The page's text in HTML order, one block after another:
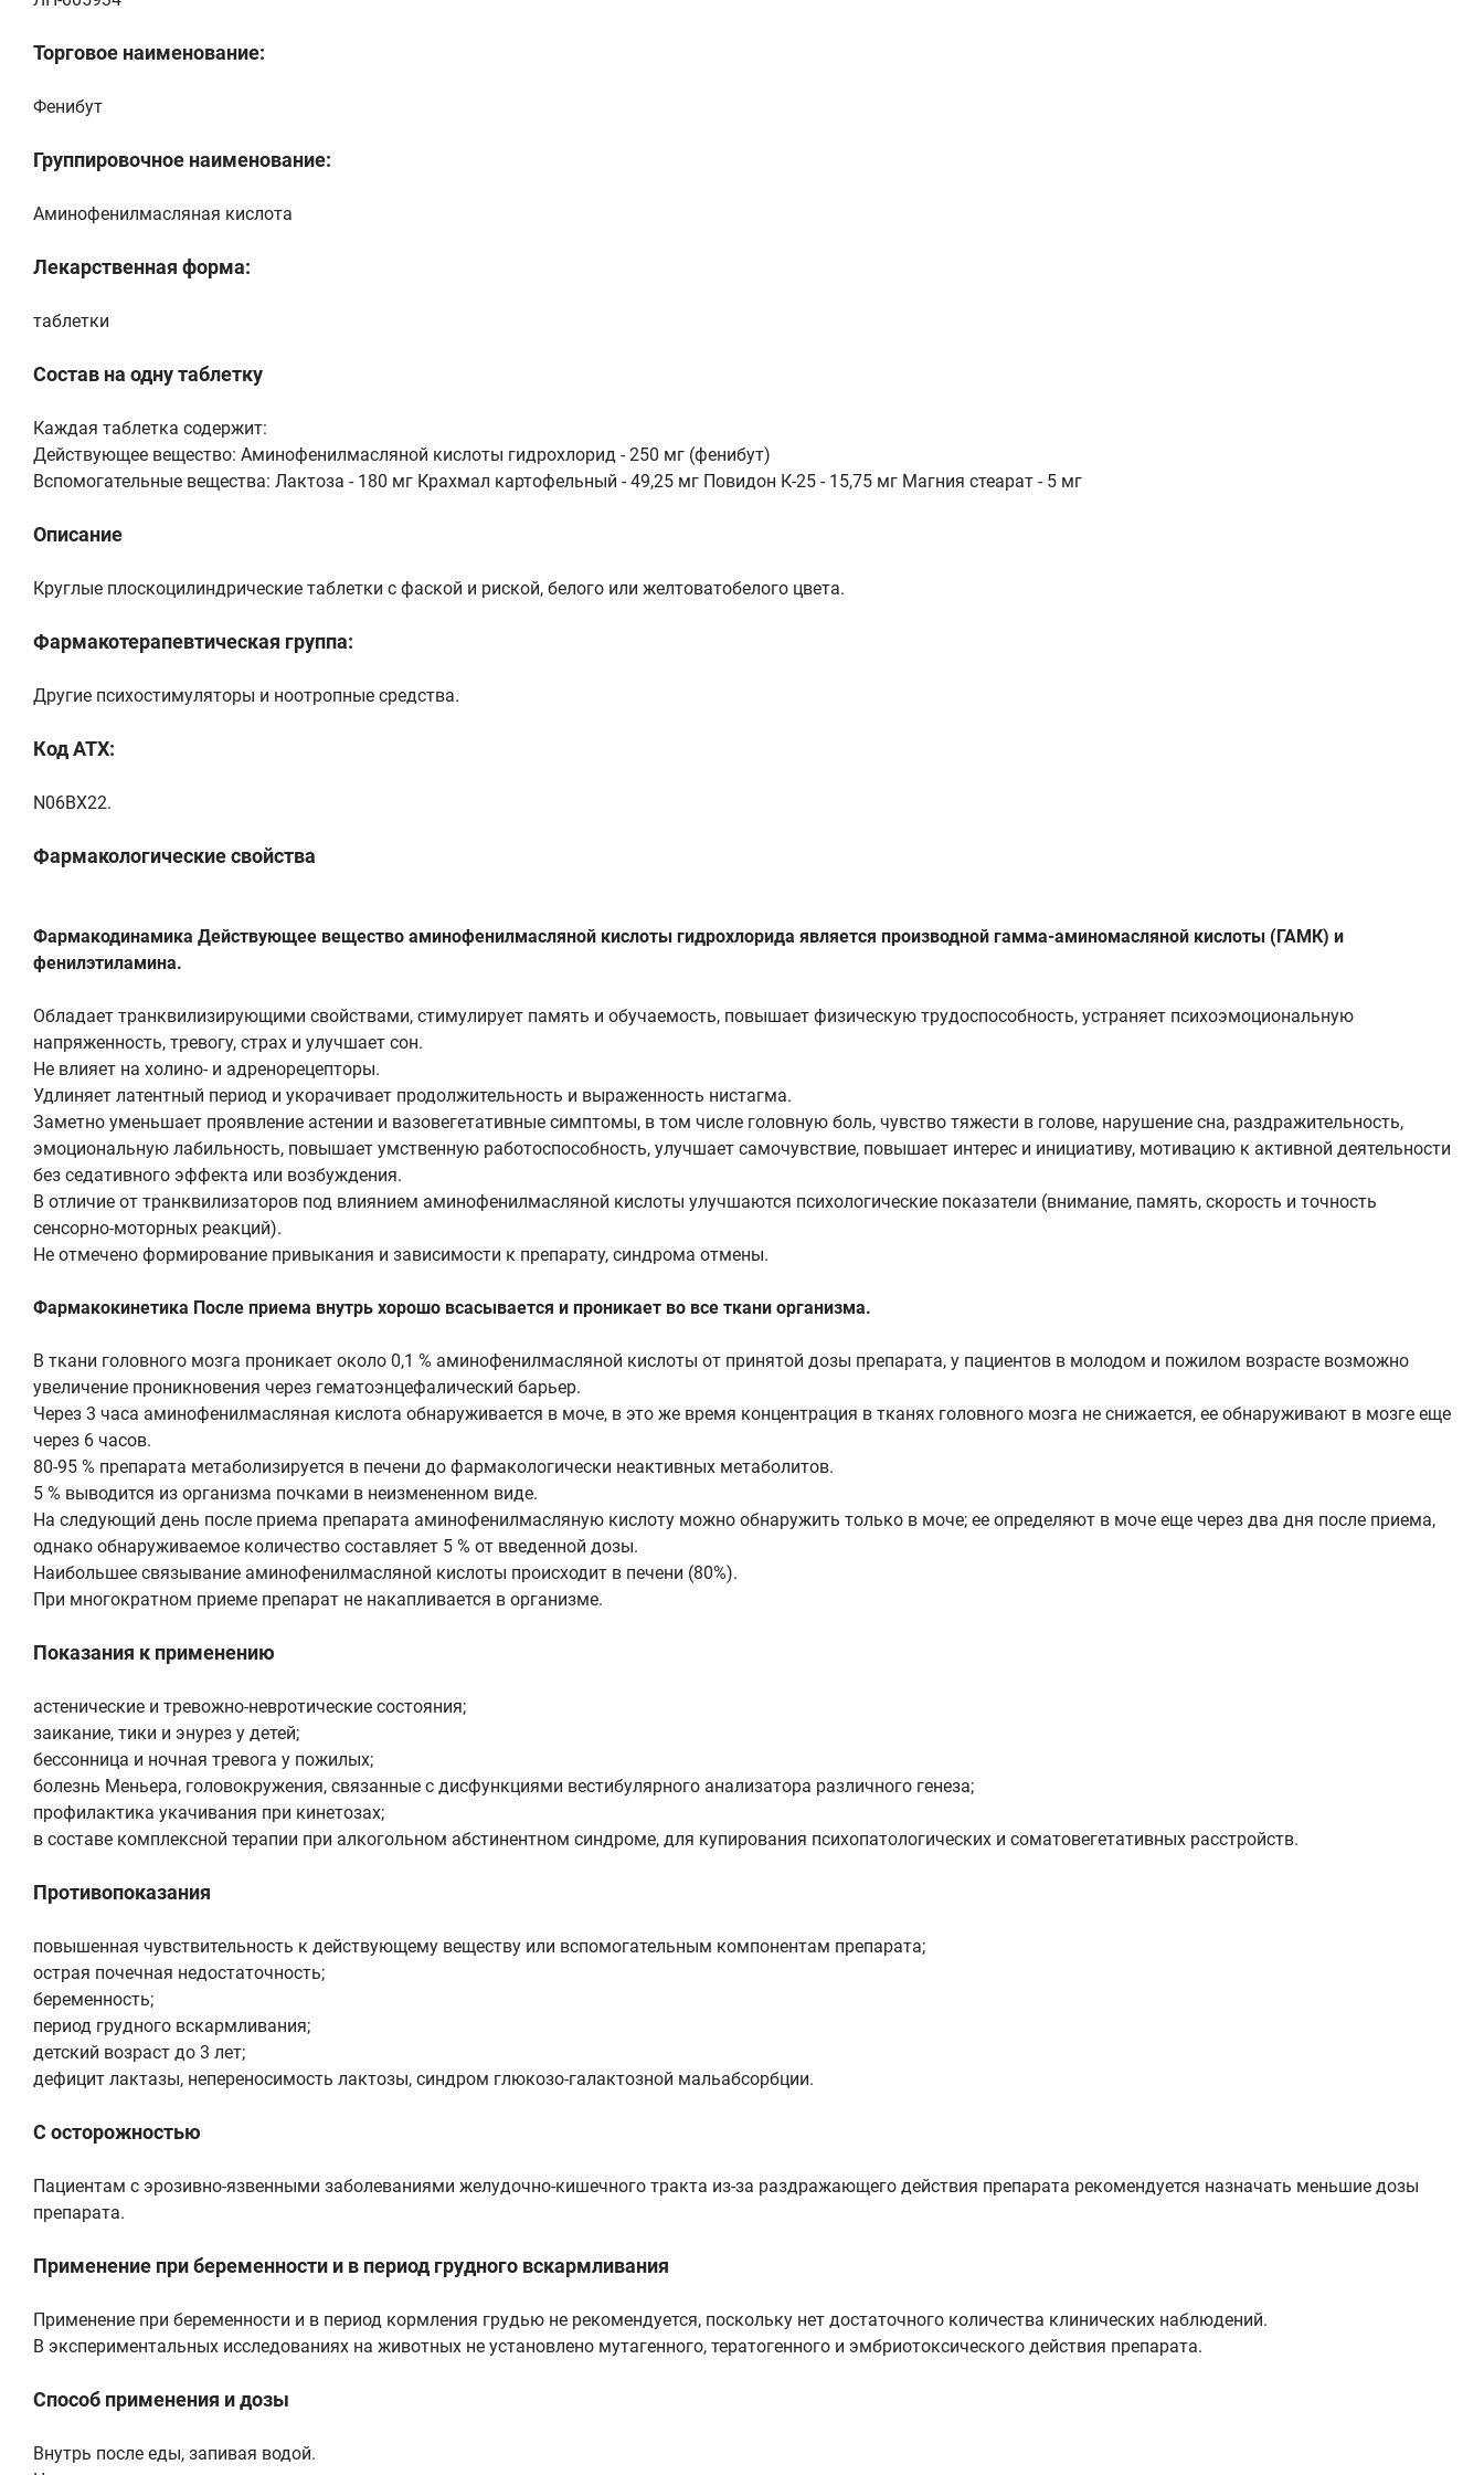
Торговое наименование:
Фенибут
Группировочное наименование:
Аминофенилмасляная кислота
Лекарственная форма:
таблетки
Состав на одну таблетку
Каждая таблетка содержит:
Действующее вещество: Аминофенилмасляной кислоты гидрохлорид - 250 мг (фенибут)
Вспомогательные вещества: Лактоза - 180 мг Крахмал картофельный - 49,25 мг Повидон К-25 - 15,75 мг Магния стеарат - 5 мг
Описание
Круглые плоскоцилиндрические таблетки с фаской и риской, белого или желтоватобелого цвета.
Фармакотерапевтическая группа:
Другие психостимуляторы и ноотропные средства.
Код ATX:
N06BX22.
Фармакологические свойства
Фармакодинамика Действующее вещество аминофенилмасляной кислоты гидрохлорида является производной гамма-аминомасляной кислоты (ГАМК) и
фенилэтиламина.
Обладает транквилизирующими свойствами, стимулирует память и обучаемость, повышает физическую трудоспособность, устраняет психоэмоциональную
напряженность, тревогу, страх и улучшает сон.
Не влияет на холино- и адренорецепторы.
Удлиняет латентный период и укорачивает продолжительность и выраженность нистагма.
Заметно уменьшает проявление астении и вазовегетативные симптомы, в том числе головную боль, чувство тяжести в голове, нарушение сна, раздражительность,
эмоциональную лабильность, повышает умственную работоспособность, улучшает самочувствие, повышает интерес и инициативу, мотивацию к активной деятельности
без седативного эффекта или возбуждения.
В отличие от транквилизаторов под влиянием аминофенилмасляной кислоты улучшаются психологические показатели (внимание, память, скорость и точность
сенсорно-моторных реакций).
Не отмечено формирование привыкания и зависимости к препарату, синдрома отмены.
Фармакокинетика После приема внутрь хорошо всасывается и проникает во все ткани организма.
В ткани головного мозга проникает около 0,1 % аминофенилмасляной кислоты от принятой дозы препарата, у пациентов в молодом и пожилом возрасте возможно
увеличение проникновения через гематоэнцефалический барьер.
Через 3 часа аминофенилмасляная кислота обнаруживается в моче, в это же время концентрация в тканях головного мозга не снижается, ее обнаруживают в мозге еще
через 6 часов.
80-95 % препарата метаболизируется в печени до фармакологически неактивных метаболитов.
5 % выводится из организма почками в неизмененном виде.
На следующий день после приема препарата аминофенилмасляную кислоту можно обнаружить только в моче; ее определяют в моче еще через два дня после приема,
однако обнаруживаемое количество составляет 5 % от введенной дозы.
Наибольшее связывание аминофенилмасляной кислоты происходит в печени (80%).
При многократном приеме препарат не накапливается в организме.
Показания к применению
астенические и тревожно-невротические состояния;
заикание, тики и энурез у детей;
бессонница и ночная тревога у пожилых;
болезнь Меньера, головокружения, связанные с дисфункциями вестибулярного анализатора различного генеза;
профилактика укачивания при кинетозах;
в составе комплексной терапии при алкогольном абстинентном синдроме, для купирования психопатологических и соматовегетативных расстройств.
Противопоказания
повышенная чувствительность к действующему веществу или вспомогательным компонентам препарата;
острая почечная недостаточность;
беременность;
период грудного вскармливания;
детский возраст до 3 лет;
дефицит лактазы, непереносимость лактозы, синдром глюкозо-галактозной мальабсорбции.
С осторожностью
Пациентам с эрозивно-язвенными заболеваниями желудочно-кишечного тракта из-за раздражающего действия препарата рекомендуется назначать меньшие дозы
препарата.
Применение при беременности и в период грудного вскармливания
Применение при беременности и в период кормления грудью не рекомендуется, поскольку нет достаточного количества клинических наблюдений.
В экспериментальных исследованиях на животных не установлено мутагенного, тератогенного и эмбриотоксического действия препарата.
Способ применения и дозы
Внутрь после еды, запивая водой.